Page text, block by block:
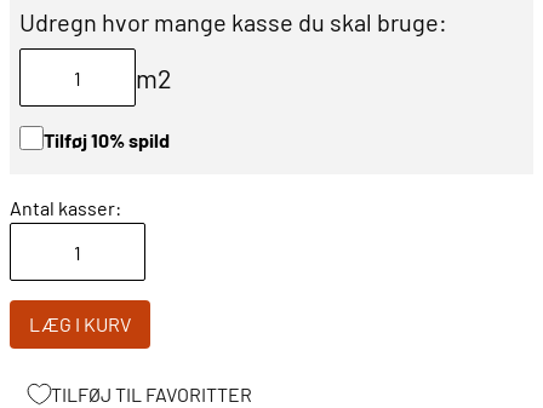
Udregn hvor mange kasse du skal bruge:
m2
Tilføj 10% spild
Antal kasser:
LÆG I KURV
TILFØJ TIL FAVORITTER